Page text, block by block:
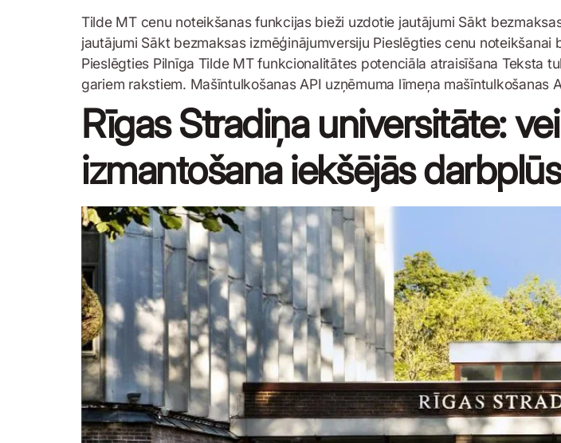
Tilde MT cenu noteikšanas funkcijas bieži uzdotie jautājumi Sākt
jautājumi Sākt bezmaksas izmēģinājumversiju Pieslēgties cenu
Pieslēgties Pilnīga Tilde MT funkcionalitātes potenciāla atraisīšana Teksta
gariem rakstiem. Mašīntulkošanas API uzņēmuma līmeņa mašīntulkošanas
Rīgas Stradiņa universitāte:
izmantošana iekšējās